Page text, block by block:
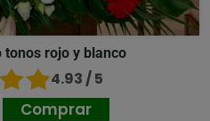
rojo y blanco
4.93 / 5
Comprar